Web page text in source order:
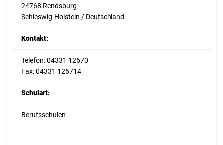
24768 Rendsburg
Schleswig-Holstein / Deutschland
Kontakt:
Telefon: 04331 12670
Fax: 04331 126714
Schulart:
Berufsschulen